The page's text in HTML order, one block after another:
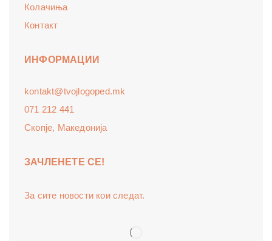
Колачиња
Контакт
ИНФОРМАЦИИ
kontakt@tvojlogoped.mk
071 212 441
Скопје, Македонија
ЗАЧЛЕНЕТЕ СЕ!
За сите новости кои следат.